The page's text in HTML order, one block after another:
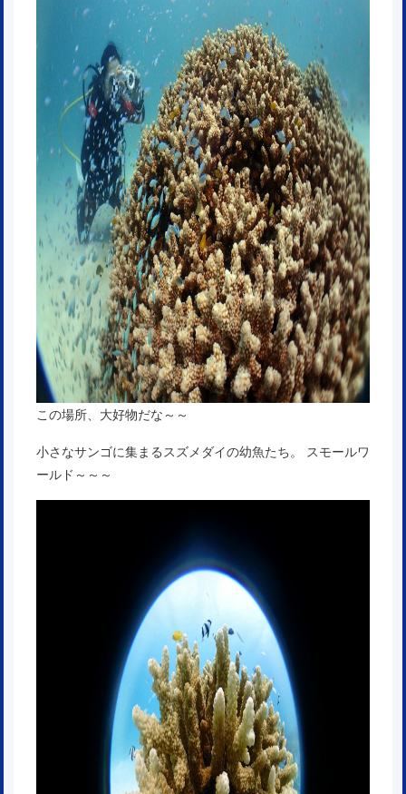
この場所、大好物だな～～
小さなサンゴに集まるスズメダイの幼魚たち。 スモールワ
ールド～～～